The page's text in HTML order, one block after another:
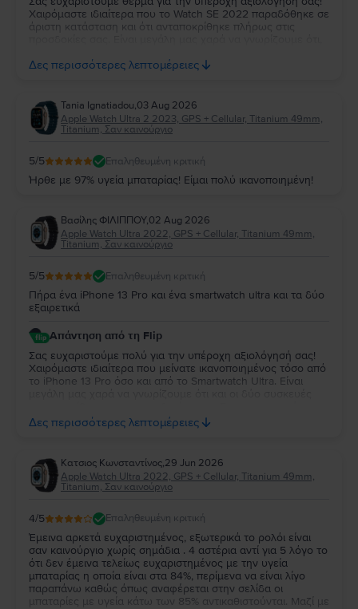
Χαιρόμαστε ιδιαίτερα που το Watch SE 2022 παραδόθηκε σε
άριστη κατάσταση και ότι ανταποκρίθηκε πλήρως στις
απολαύσετε τη νέα σας συσκευή για πολλά χρόνια!
Δες περισσότερες λεπτομέρειες
Tania Ignatiadou,03 Aug 2026
Apple Watch Ultra 2 2023, GPS + Cellular, Titanium 49mm,
Titanium, Σαν καινούργιο
5/5 Επαληθευμένη κριτική
Ήρθε με 97% υγεία μπαταρίας! Είμαι πολύ ικανοποιημένη!
Βασίλης ΦΙΛΙΠΠΟΥ,02 Aug 2026
Apple Watch Ultra 2022, GPS + Cellular, Titanium 49mm,
Titanium, Σαν καινούργιο
5/5 Επαληθευμένη κριτική
Πήρα ένα iPhone 13 Pro και ένα smartwatch ultra και τα δύο
εξαιρετικά
Απάντηση από τη Flip
Σας ευχαριστούμε πολύ για την υπέροχη αξιολόγησή σας!
Χαιρόμαστε ιδιαίτερα που μείνατε ικανοποιημένος τόσο από
το iPhone 13 Pro όσο και από το Smartwatch Ultra. Είναι
την εμπιστοσύνη σας και ευχόμαστε να τα χαρείτε και τα
δύο!
Δες περισσότερες λεπτομέρειες
Κατσιος Κωνσταντίνος,29 Jun 2026
Apple Watch Ultra 2022, GPS + Cellular, Titanium 49mm,
Titanium, Σαν καινούργιο
4/5 Επαληθευμένη κριτική
Έμεινα αρκετά ευχαριστημένος, εξωτερικά το ρολόι είναι
σαν καινούργιο χωρίς σημάδια . 4 αστέρια αντί για 5 λόγο το
ότι δεν έμεινα τελείως ευχαριστημένος με την υγεία
μπαταρίας η οποία είναι στα 84%, περίμενα να είναι λίγο
παραπάνω καθώς όπως αναφέρεται στην σελίδα οι
μπαταρίες με υγεία κάτω των 85% αντικαθιστούνται. Μαζί με